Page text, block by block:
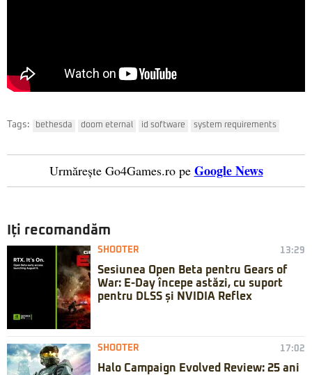
Tags: bethesda doom eternal id software system requirements
Urmărește Go4Games.ro pe Google News
Iți recomandăm
SHOOTER 13:29
Sesiunea Open Beta pentru Gears of
War: E-Day începe astăzi, cu suport
pentru DLSS și NVIDIA Reflex
SHOOTER 17:02
Halo Campaign Evolved Review: 25 ani